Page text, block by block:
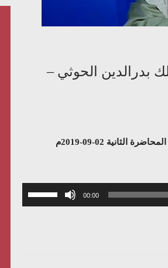
للسيد عبدالملك بدرالدين الحوثي –
00:00